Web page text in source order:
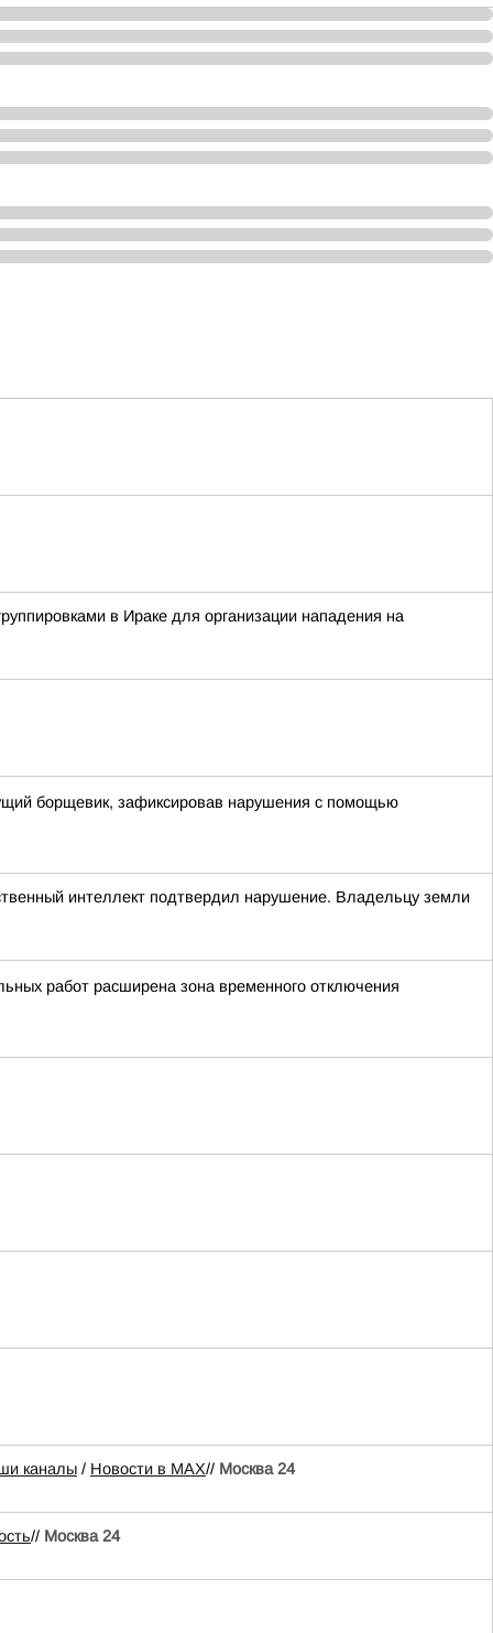
в Ираке для организации нападения на
борщевик, зафиксировав нарушения с помощью
интеллект подтвердил нарушение. Владельцу земли
работ расширена зона временного отключения
каналы / Новости в MAX// Москва 24
// Москва 24